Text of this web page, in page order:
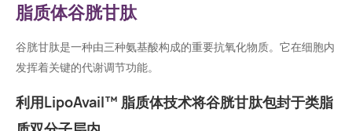
脂质体谷胱甘肽
谷胱甘肽是一种由三种氨基酸构成的重要抗氧化物质。它在细胞内
发挥着关键的代谢调节功能。
利用LipoAvail™ 脂质体技术将谷胱甘肽包封于类脂